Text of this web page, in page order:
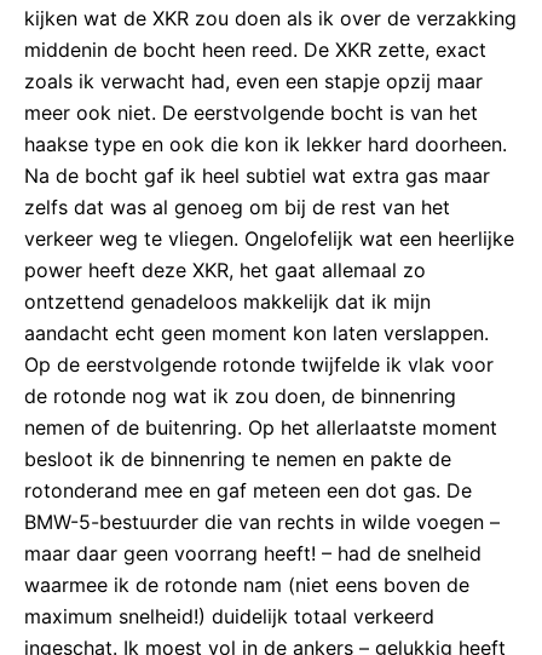
kijken wat de XKR zou doen als ik over de verzakking
middenin de bocht heen reed. De XKR zette, exact
zoals ik verwacht had, even een stapje opzij maar
meer ook niet. De eerstvolgende bocht is van het
haakse type en ook die kon ik lekker hard doorheen.
Na de bocht gaf ik heel subtiel wat extra gas maar
zelfs dat was al genoeg om bij de rest van het
verkeer weg te vliegen. Ongelofelijk wat een heerlijke
power heeft deze XKR, het gaat allemaal zo
ontzettend genadeloos makkelijk dat ik mijn
aandacht echt geen moment kon laten verslappen.
Op de eerstvolgende rotonde twijfelde ik vlak voor
de rotonde nog wat ik zou doen, de binnenring
nemen of de buitenring. Op het allerlaatste moment
besloot ik de binnenring te nemen en pakte de
rotonderand mee en gaf meteen een dot gas. De
BMW-5-bestuurder die van rechts in wilde voegen –
maar daar geen voorrang heeft! – had de snelheid
waarmee ik de rotonde nam (niet eens boven de
maximum snelheid!) duidelijk totaal verkeerd
ingeschat. Ik moest vol in de ankers – gelukkig heeft